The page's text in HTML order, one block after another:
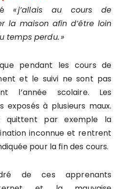
« j’allais au cours de
la maison afin d’être loin
temps perdu. »
pendant les cours de
et le suivi ne sont pas
l’année scolaire. Les
à plusieurs maux.
quittent par exemple la
inconnue et rentrent
pour la fin des cours.
de ces apprenants